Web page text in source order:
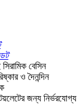
বেসিন
ও দৈনন্দিন
জন্য নির্ভরযোগ্য